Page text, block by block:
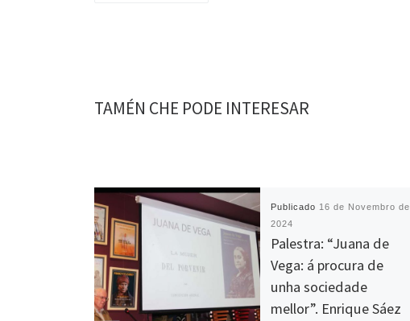
TAMÉN CHE PODE INTERESAR
Publicado 16 de Novembro de
2024
Palestra: “Juana de
Vega: á procura de
unha sociedade
mellor”. Enrique Sáez